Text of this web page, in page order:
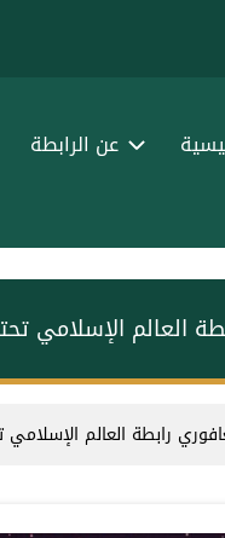
عن الرابطة
الإسلامي‬⁩ تحتفي مع
رابطة العالم الإسلامي‬⁩ تحتفي